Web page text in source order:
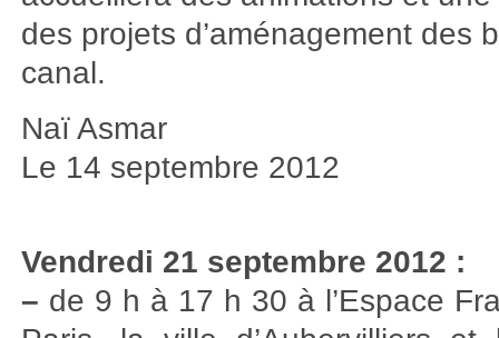
des projets d’aménagement des
canal.
Naï Asmar
Le 14 septembre 2012
Vendredi 21 septembre 2012 :
– de 9 h à 17 h 30 à l’Espace